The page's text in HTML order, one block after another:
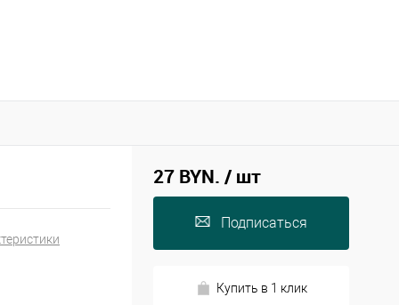
27 BYN. / шт
Подписаться
Купить в 1 клик